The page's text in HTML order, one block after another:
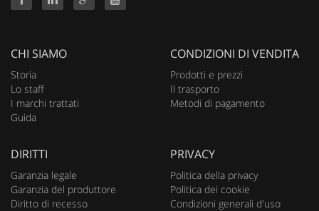
CHI SIAMO
Storia
Lo staff
I marchi trattati
Guida
CONDIZIONI DI VENDITA
Prodotti e prezzi
Il trasporto
Metodi di pagamento
DIRITTI
Garanzia legale
Garanzia del produttore
Diritto di recesso
PRIVACY
Politica della privacy
Politica dei cookie
Condizioni generali d'uso